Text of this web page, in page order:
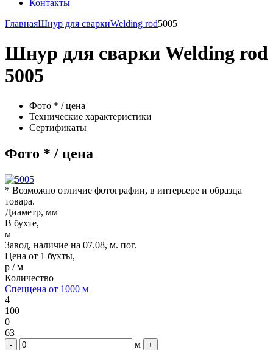
Контакты
ГлавнаяШнур для сваркиWelding rod5005
Шнур для сварки Welding rod
5005
Фото * / цена
Технические характеристики
Сертификаты
Фото * / цена
* Возможно отличие фотографии, в интерьере и образца
товара.
Диаметр, мм
В бухте,
м
Завод, наличие на 07.08, м. пог.
Цена от 1 бухты,
р / м
Количество
Спеццена от 1000 м
4
100
0
63
- м +